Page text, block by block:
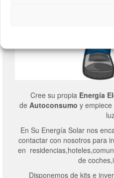
Cree su propia Energía
de Autoconsumo y
En Su Energía Solar nos
contactar con nosotros para
en
de
Disponemos de kits e